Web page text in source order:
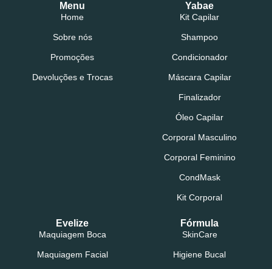
Menu
Home
Sobre nós
Promoções
Devoluções e Trocas
Yabae
Kit Capilar
Shampoo
Condicionador
Máscara Capilar
Finalizador
Óleo Capilar
Corporal Masculino
Corporal Feminino
CondMask
Kit Corporal
Evelize
Maquiagem Boca
Maquiagem Facial
Fórmula
SkinCare
Higiene Bucal